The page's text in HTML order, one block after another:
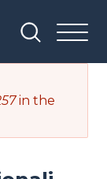
in the